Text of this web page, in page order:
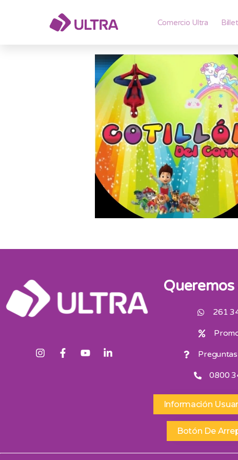
Comercio Ultra
261
0800
Información
Botón De